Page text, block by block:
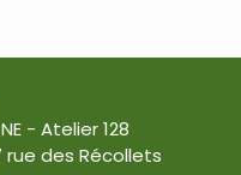
- Atelier 128
rue des Récollets